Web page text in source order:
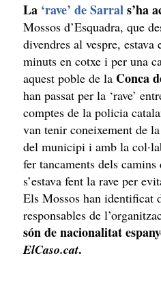
La ‘rave’ de Sarrals’ha
Mossos d’Esquadra, que
divendres al vespre,
minuts en cotxe i per una
aquest poble de la Conca
han passat per la ‘rave’
comptes de la policia
van tenir coneixement de
del municipi i amb la
fer tancaments dels
s’estava fent la rave per
Els Mossos han identificat
responsables de
són de nacionalitat
ElCaso.cat.